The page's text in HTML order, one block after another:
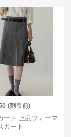
(割引前)
ート 上品フォーマ
カート